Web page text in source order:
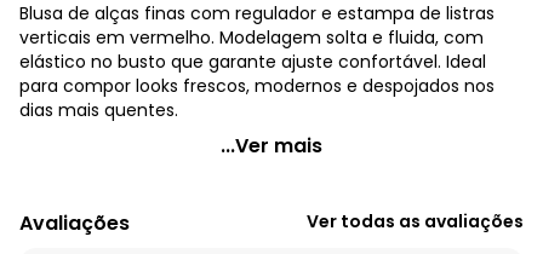
Blusa de alças finas com regulador e estampa de listras
verticais em vermelho. Modelagem solta e fluida, com
elástico no busto que garante ajuste confortável. Ideal
para compor looks frescos, modernos e despojados nos
dias mais quentes.
Quintess - Blusa Listrado Vermelho em Viscose Plana
Modelagem: Solto
Decote frente: Reto
...Ver mais
Avaliações Ver todas as avaliações